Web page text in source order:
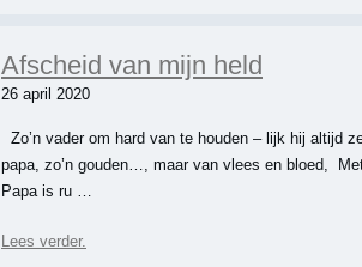
Afscheid van mijn held
26 april 2020
Zo’n vader om hard van te houden – lijk hij altijd
papa, zo’n gouden…, maar van vlees en bloed,
Papa is ru …
Lees verder.